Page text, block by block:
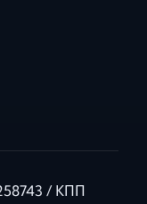
/ КПП